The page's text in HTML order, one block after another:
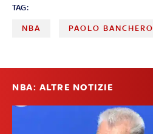
TAG:
NBA PAOLO BANCHERO
NBA: ALTRE NOTIZIE